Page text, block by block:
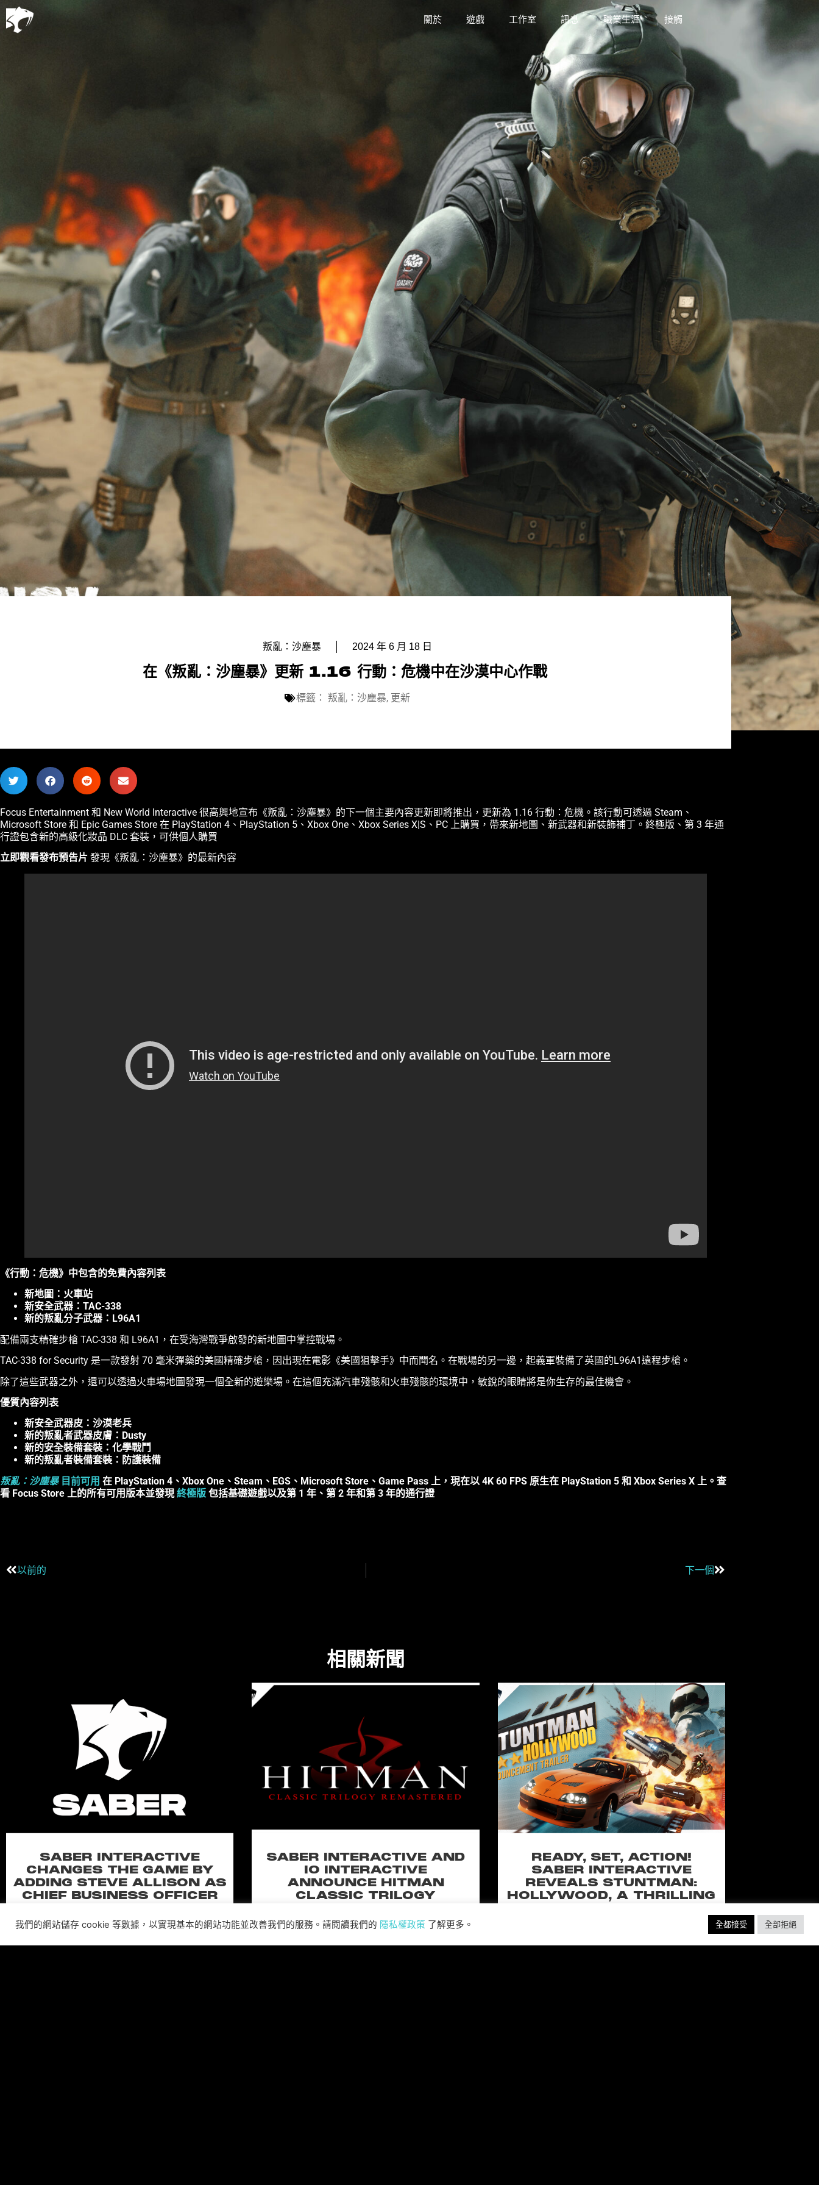
關於 遊戲 工作室 訊息 職業生涯 接觸
叛亂：沙塵暴 2024 年 6 月 18 日
在《叛亂：沙塵暴》更新 1.16 行動：危機中在沙漠中心作戰
標籤： 叛亂：沙塵暴, 更新
Focus Entertainment 和 New World Interactive 很高興地宣布《叛亂：沙塵暴》的下一個主要內容更新即將推出，更新為 1.16 行動：危機。該行動可透過 Steam、
Microsoft Store 和 Epic Games Store 在 PlayStation 4、PlayStation 5、Xbox One、Xbox Series X|S、PC 上購買，帶來新地圖、新武器和新裝飾補丁。終極版、第 3 年通
行證包含新的高級化妝品 DLC 套裝，可供個人購買
立即觀看發布預告片 發現《叛亂：沙塵暴》的最新內容
《行動：危機》中包含的免費內容列表
新地圖：火車站
新安全武器：TAC-338
新的叛亂分子武器：L96A1
配備兩支精確步槍 TAC-338 和 L96A1，在受海灣戰爭啟發的新地圖中掌控戰場。
TAC-338 for Security 是一款發射 70 毫米彈藥的美國精確步槍，因出現在電影《美國狙擊手》中而聞名。在戰場的另一邊，起義軍裝備了英國的L96A1遠程步槍。
除了這些武器之外，還可以透過火車場地圖發現一個全新的遊樂場。在這個充滿汽車殘骸和火車殘骸的環境中，敏銳的眼睛將是你生存的最佳機會。
優質內容列表
新安全武器皮：沙漠老兵
新的叛亂者武器皮膚：Dusty
新的安全裝備套裝：化學戰鬥
新的叛亂者裝備套裝：防護裝備
叛亂：沙塵暴目前可用 在 PlayStation 4、Xbox One、Steam、EGS、Microsoft Store、Game Pass 上，現在以 4K 60 FPS 原生在 PlayStation 5 和 Xbox Series X 上。查
看 Focus Store 上的所有可用版本並發現終極版 包括基礎遊戲以及第 1 年、第 2 年和第 3 年的通行證
以前的 下一個
相關新聞
SABER INTERACTIVE
CHANGES THE GAME BY
ADDING STEVE ALLISON AS
CHIEF BUSINESS OFFICER
strategy for the worldwide publisher and
SABER INTERACTIVE AND
IO INTERACTIVE
ANNOUNCE HITMAN
CLASSIC TRILOGY
PC, PLAYSTATION®5 &
READY, SET, ACTION!
SABER INTERACTIVE
REVEALS STUNTMAN:
HOLLYWOOD, A THRILLING
我們的網站儲存 cookie 等數據，以實現基本的網站功能並改善我們的服務。請閱讀我們的 隱私權政策 了解更多。 全都接受 全部拒絕